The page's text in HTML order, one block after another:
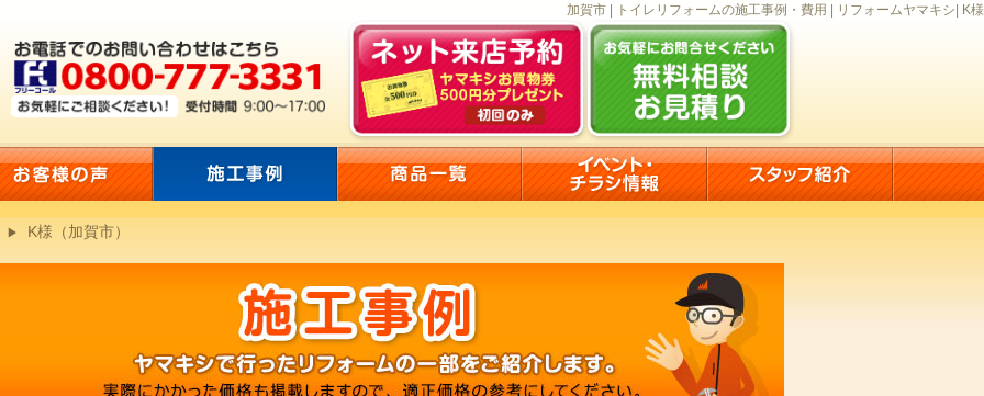
加賀市 | トイレリフォームの施工事例・費用 | リフォームヤマキシ| K様
K様（加賀市）